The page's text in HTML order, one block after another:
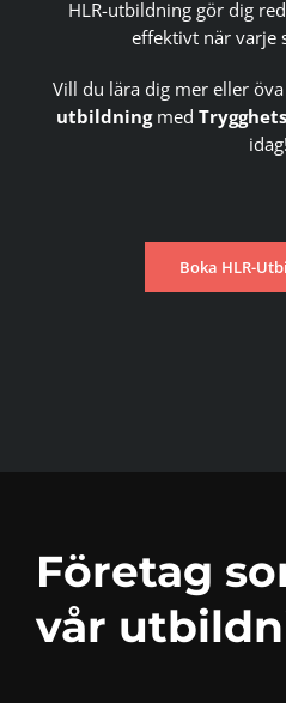
HLR-utbildning gör dig
effektivt när varje
Vill du lära dig mer eller
utbildningmed
idag!
Boka HLR-
Företag
vår